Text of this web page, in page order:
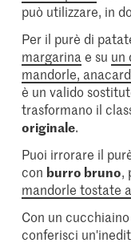
può utilizzare, in
Per il purè di
margarina e su un
mandorle,
è un valido
trasformano il
originale.
Puoi irrorare il
con burro bruno,
mandorle tostate
Con un
conferisci